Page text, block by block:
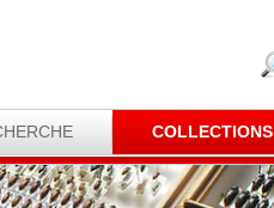
COLLECTIONS